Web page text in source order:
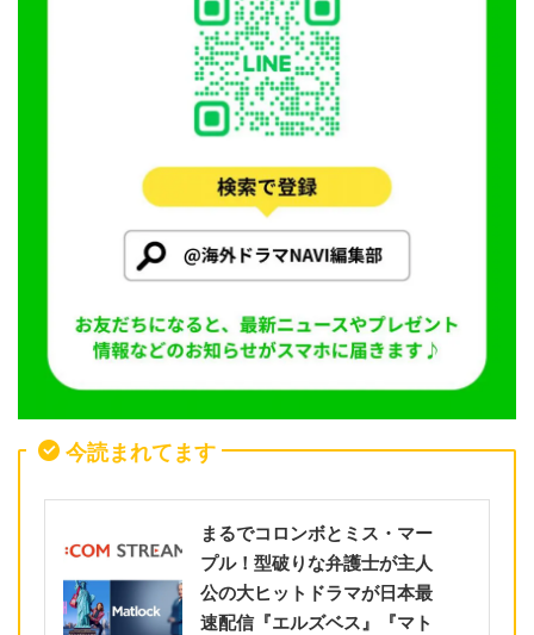
今読まれてます
まるでコロンボとミス・マー
プル！型破りな弁護士が主人
公の大ヒットドラマが日本最
速配信『エルズベス』『マト